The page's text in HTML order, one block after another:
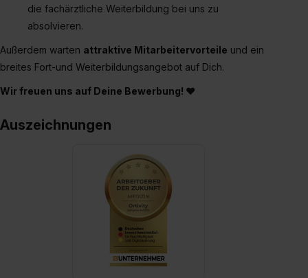
die fachärztliche Weiterbildung bei uns zu
absolvieren.
Außerdem warten attraktive Mitarbeitervorteile und ein
breites Fort-und Weiterbildungsangebot auf Dich.
Wir freuen uns auf Deine Bewerbung! ♥
Auszeichnungen